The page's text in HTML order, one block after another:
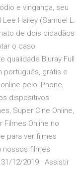
e vingança, seu
Hailey (Samuel L.
de dois cidadãos
o caso.
qualidade Bluray Full
português, grátis e
pelo iPhone,
dispositivos
Super Cine Online,
Filmes Online no
para ver filmes
nossos filmes
12/2019 · Assistir